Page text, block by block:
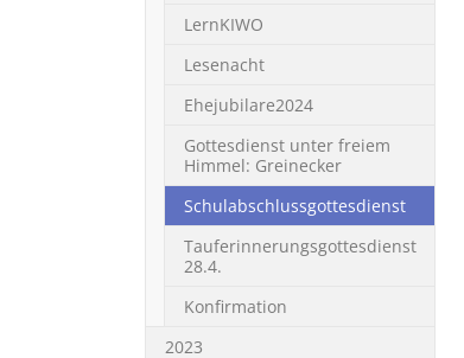
LernKIWO
Lesenacht
Ehejubilare2024
Gottesdienst unter freiem
Himmel: Greinecker
Schulabschlussgottesdienst(current)
Tauferinnerungsgottesdienst
28.4.
Konfirmation
2023